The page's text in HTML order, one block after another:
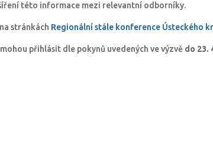
této informace mezi relevantní odborníky.
stránkách Regionální stále konference Ústeckého
přihlásit dle pokynů uvedených ve výzvě do 23.